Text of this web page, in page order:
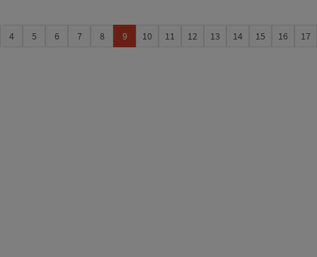
4 5 6 7 8 9 10 11 12 13 14 15 16 17